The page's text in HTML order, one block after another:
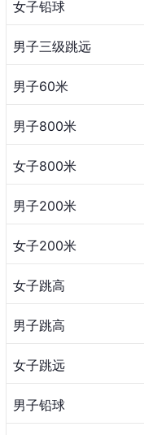
女子铅球
男子三级跳远
男子60米
男子800米
女子800米
男子200米
女子200米
女子跳高
男子跳高
女子跳远
男子铅球